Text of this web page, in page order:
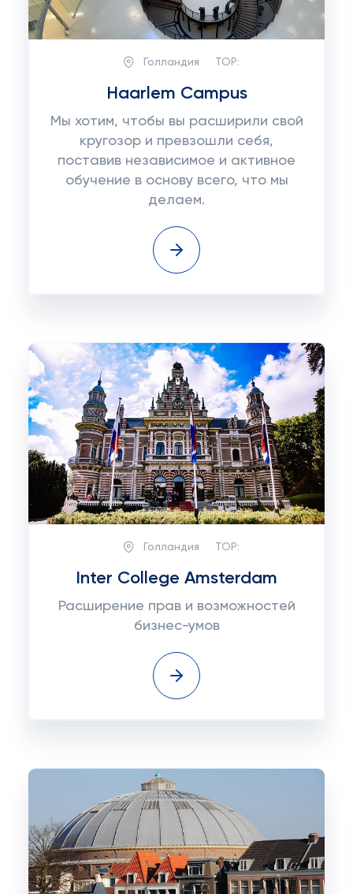
Голландия TOP:
Haarlem Campus
Мы хотим, чтобы вы расширили свой
кругозор и превзошли себя,
поставив независимое и активное
обучение в основу всего, что мы
делаем.
Голландия TOP:
Inter College Amsterdam
Расширение прав и возможностей
бизнес-умов